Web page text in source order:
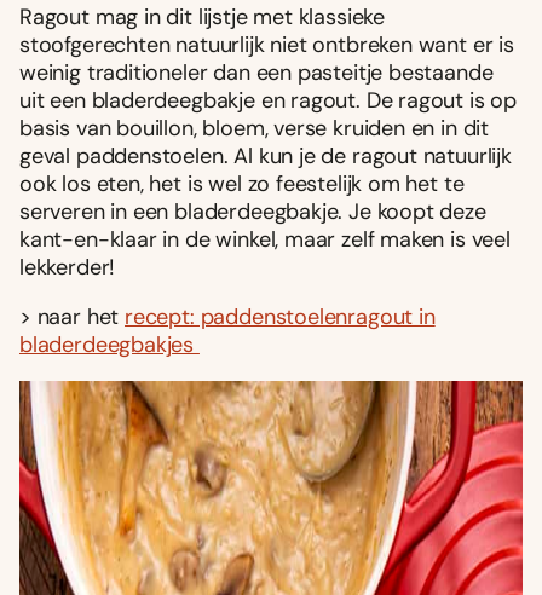
Ragout mag in dit lijstje met klassieke
stoofgerechten natuurlijk niet ontbreken want er is
weinig traditioneler dan een pasteitje bestaande
uit een bladerdeegbakje en ragout. De ragout is op
basis van bouillon, bloem, verse kruiden en in dit
geval paddenstoelen. Al kun je de ragout natuurlijk
ook los eten, het is wel zo feestelijk om het te
serveren in een bladerdeegbakje. Je koopt deze
kant-en-klaar in de winkel, maar zelf maken is veel
lekkerder!
> naar het recept: paddenstoelenragout in
bladerdeegbakjes